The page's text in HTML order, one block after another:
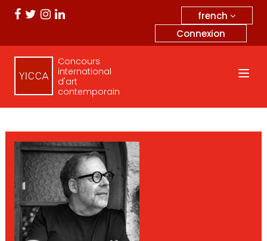
french
Connexion
Concours
international
d'art
contemporain